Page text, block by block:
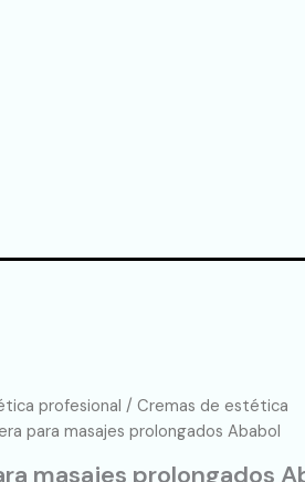
profesional / Cremas de estética
para masajes prolongados Ababol
masajes prolongados